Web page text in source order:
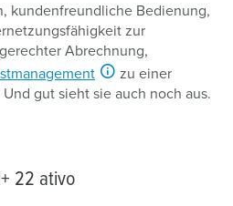
kundenfreundliche Bedienung,
zur
Abrechnung,
zu einer
gut sieht sie auch noch aus.
22 ativo